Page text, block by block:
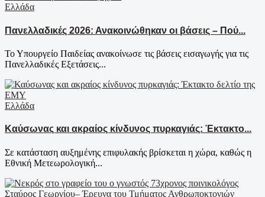
Ελλάδα
Πανελλαδικές 2026: Ανακοινώθηκαν οι βάσεις – Πού...
Το Υπουργείο Παιδείας ανακοίνωσε τις βάσεις εισαγωγής για τις
Πανελλαδικές Εξετάσεις...
Ελλάδα
Καύσωνας και ακραίος κίνδυνος πυρκαγιάς: Έκτακτο...
Σε κατάσταση αυξημένης επιφυλακής βρίσκεται η χώρα, καθώς η
Εθνική Μετεωρολογική...